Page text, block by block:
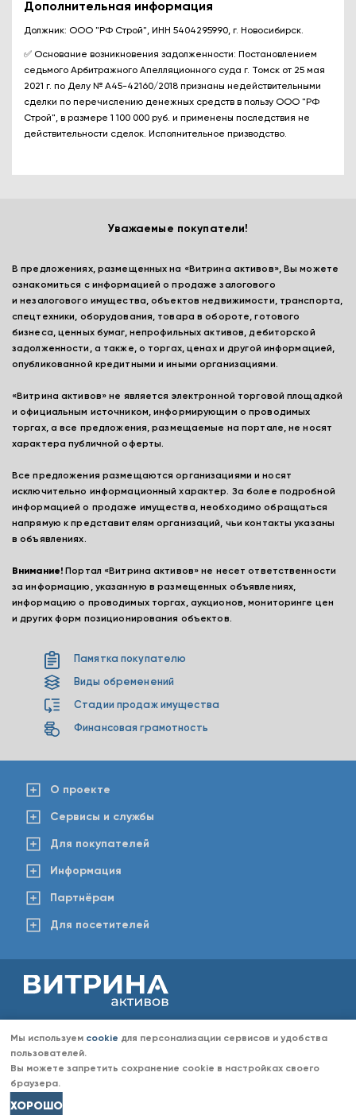
Дополнительная информация
Должник: ООО "РФ Строй", ИНН 5404295990, г. Новосибирск.
✅ Основание возникновения задолженности: Постановлением
седьмого Арбитражного Апелляционного суда г. Томск от 25 мая
2021 г. по Делу № А45-42160/2018 признаны недействительными
сделки по перечислению денежных средств в пользу ООО "РФ
Строй", в размере 1 100 000 руб. и применены последствия не
действительности сделок. Исполнительное призводство.
Уважаемые покупатели!
В предложениях, размещенных на «Витрина активов», Вы можете
ознакомиться с информацией о продаже залогового
и незалогового имущества, объектов недвижимости, транспорта,
спецтехники, оборудования, товара в обороте, готового
бизнеса, ценных бумаг, непрофильных активов, дебиторской
задолженности, а также, о торгах, ценах и другой информацией,
опубликованной кредитными и иными организациями.
«Витрина активов» не является электронной торговой площадкой
и официальным источником, информирующим о проводимых
торгах, а все предложения, размещаемые на портале, не носят
характера публичной оферты.
Все предложения размещаются организациями и носят
исключительно информационный характер. За более подробной
информацией о продаже имущества, необходимо обращаться
напрямую к представителям организаций, чьи контакты указаны
в объявлениях.
Внимание! Портал «Витрина активов» не несет ответственности
за информацию, указанную в размещенных объявлениях,
информацию о проводимых торгах, аукционов, мониторинге цен
и других форм позиционирования объектов.
Памятка покупателю
Виды обременений
Стадии продаж имущества
Финансовая грамотность
О проекте
Сервисы и службы
Для покупателей
Информация
Партнёрам
Для посетителей
является публичной офертой, определяемой положениями Статьи 437 Гражданского кодекса РФ.
Любое копирование информации с сайта разрешено только с согласия администрации «Витрина
информации (объявлений) без объяснений причин отказа.
Мы используем cookie для персонализации сервисов и удобства
пользователей.
Вы можете запретить сохранение cookie в настройках своего
браузера.
ХОРОШО